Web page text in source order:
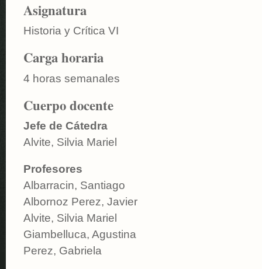
Asignatura
Historia y Crítica VI
Carga horaria
4 horas semanales
Cuerpo docente
Jefe de Cátedra
Alvite, Silvia Mariel
Profesores
Albarracin, Santiago
Albornoz Perez, Javier
Alvite, Silvia Mariel
Giambelluca, Agustina
Perez, Gabriela